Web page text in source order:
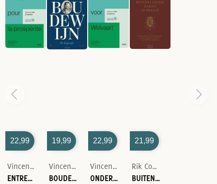
22,99
Vincent Dujardin-Martine Maelschalck-Guy Tegenbos-Johan Van Praet
ENTREPRENDRE POUR LA PROSPÉRITÉ
19,99
Vincent Dujardin
BOUDEWIJN
22,99
Vincent Dujardin-Martine Maelschalck-Guy Tegenbos-Johan Van Praet
ONDERNEMEN VOOR WELVAART
21,99
Rik Coolsaet-Vincent Dujardin-Claude Roosens
BUITENLANDSE ZAKEN IN BELGIË